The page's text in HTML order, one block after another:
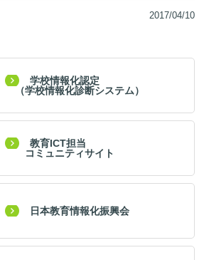
2017/04/10
学校情報化認定
（学校情報化診断システム）
教育ICT担当
コミュニティサイト
日本教育情報化振興会